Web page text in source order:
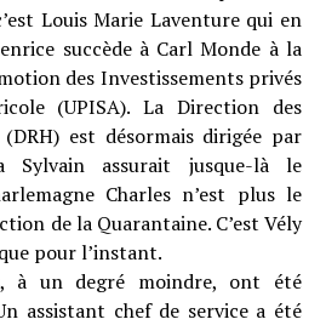
Louis Marie Laventure qui en
succède à Carl Monde à la
des Investissements privés
(UPISA). La Direction des
(DRH) est désormais dirigée par
Sylvain assurait jusque-là le
Charles n’est plus le
de la Quarantaine. C’est Vély
pour l’instant.
à un degré moindre, ont été
assistant chef de service a été